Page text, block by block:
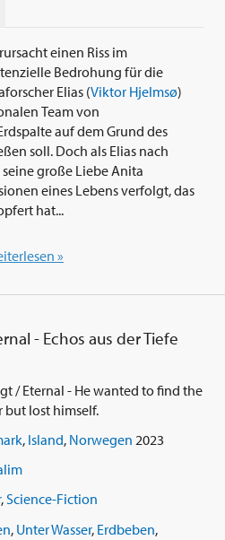
einen Riss im
Bedrohung für die
Elias (Viktor Hjelmsø)
Team von
auf dem Grund des
soll. Doch als Elias nach
große Liebe Anita
eines Lebens verfolgt, das
hat...
of Denmark - Bruderschaft des
eines Katastrophenfilms mit
einer berührenden
Sci-Fi-Romanze mit ihrer
stimmungsvollen Sounddesign
'2001 - Odyssee im
Liebe und
and Bone') sowie der
Nanna Øland Fabricius
»
- Echos aus der Tiefe
/ Eternal - He wanted to find the
but lost himself.
, Island, Norwegen 2023
,Science-Fiction
, Unter Wasser, Erdbeben,